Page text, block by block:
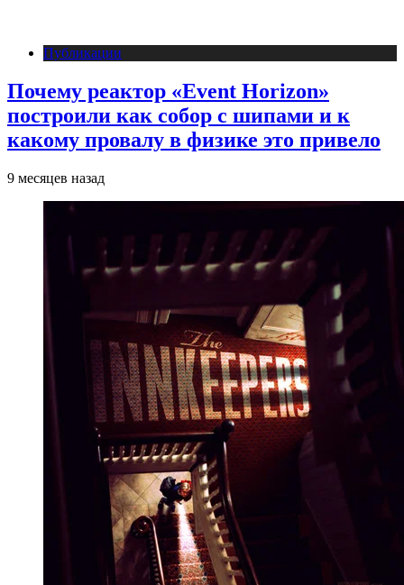
Публикации
Почему реактор «Event Horizon»
построили как собор с шипами и к
какому провалу в физике это привело
9 месяцев назад